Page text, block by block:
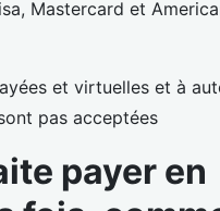
Mastercard et
et virtuelles et à
pas acceptées
payer en